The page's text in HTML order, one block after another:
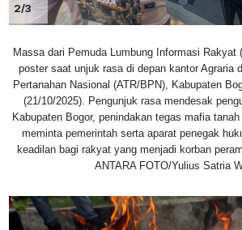
2/3
Massa dari Pemuda Lumbung Informasi Rakyat
poster saat unjuk rasa di depan kantor Agraria
Pertanahan Nasional (ATR/BPN), Kabupaten
(21/10/2025). Pengunjuk rasa mendesak
Kabupaten Bogor, penindakan tegas mafia
meminta pemerintah serta aparat penegak
keadilan bagi rakyat yang menjadi korban
ANTARA FOTO/Yulius Satria